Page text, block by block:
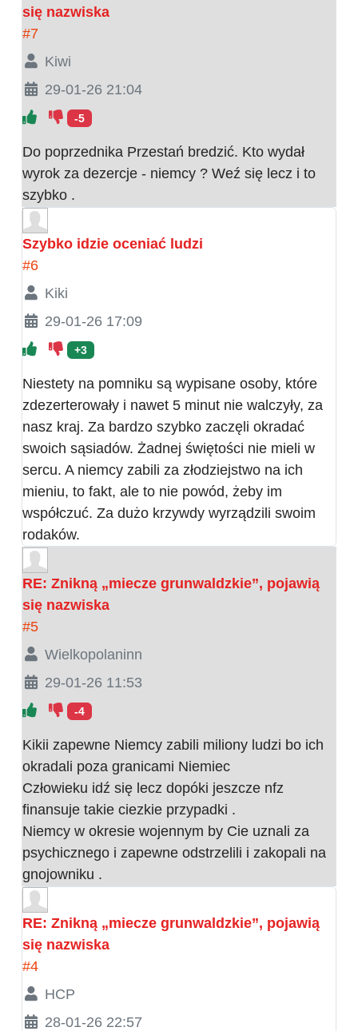
się nazwiska
#7
Kiwi
29-01-26 21:04
-5
Do poprzednika Przestań bredzić. Kto wydał
wyrok za dezercje - niemcy ? Weź się lecz i to
szybko .
Szybko idzie oceniać ludzi
#6
Kiki
29-01-26 17:09
+3
Niestety na pomniku są wypisane osoby, które
zdezerterowały i nawet 5 minut nie walczyły, za
nasz kraj. Za bardzo szybko zaczęli okradać
swoich sąsiadów. Żadnej świętości nie mieli w
sercu. A niemcy zabili za złodziejstwo na ich
mieniu, to fakt, ale to nie powód, żeby im
współczuć. Za dużo krzywdy wyrządzili swoim
rodaków.
RE: Znikną „miecze grunwaldzkie”, pojawią
się nazwiska
#5
Wielkopolaninn
29-01-26 11:53
-4
Kikii zapewne Niemcy zabili miliony ludzi bo ich
okradali poza granicami Niemiec
Człowieku idź się lecz dopóki jeszcze nfz
finansuje takie ciezkie przypadki .
Niemcy w okresie wojennym by Cie uznali za
psychicznego i zapewne odstrzelili i zakopali na
gnojowniku .
RE: Znikną „miecze grunwaldzkie”, pojawią
się nazwiska
#4
HCP
28-01-26 22:57